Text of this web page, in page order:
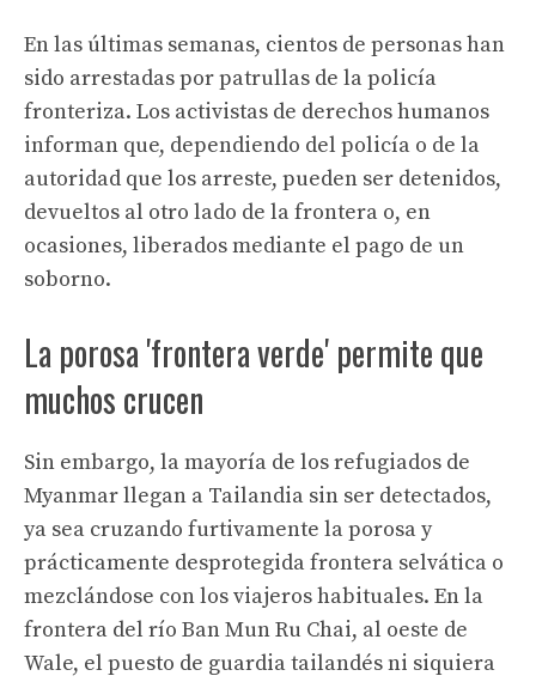
En las últimas semanas, cientos de personas han
sido arrestadas por patrullas de la policía
fronteriza. Los activistas de derechos humanos
informan que, dependiendo del policía o de la
autoridad que los arreste, pueden ser detenidos,
devueltos al otro lado de la frontera o, en
ocasiones, liberados mediante el pago de un
soborno.
La porosa 'frontera verde' permite que
muchos crucen
Sin embargo, la mayoría de los refugiados de
Myanmar llegan a Tailandia sin ser detectados,
ya sea cruzando furtivamente la porosa y
prácticamente desprotegida frontera selvática o
mezclándose con los viajeros habituales. En la
frontera del río Ban Mun Ru Chai, al oeste de
Wale, el puesto de guardia tailandés ni siquiera